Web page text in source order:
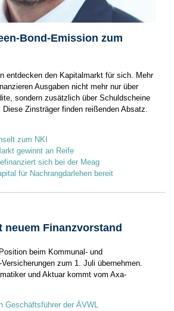
Bond-Emission zum
entdecken den Kapitalmarkt für sich. Mehr
Ausgaben nicht mehr nur über
sondern zusätzlich über Schuldscheine
Zinsträger finden reißenden Absatz.
zum NKI
gewinnt an Reife
sich bei der Meag
für Nachrangdarlehen bereit
neuem Finanzvorstand
beim Kommunal- und
zum 1. Juli übernehmen.
und Aktuar kommt vom Axa-
Geschäftsführer der ÄVWL